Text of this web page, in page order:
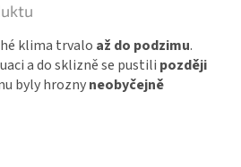
klima trvalo až do podzimu.
a do sklizně se pustili později
byly hroznyneobyčejně